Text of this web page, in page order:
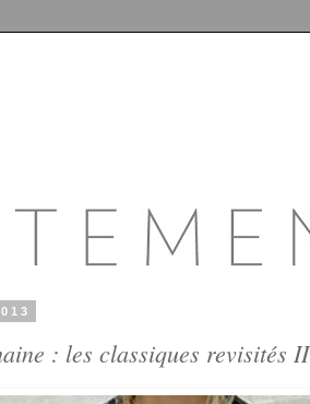
: les classiques revisités II